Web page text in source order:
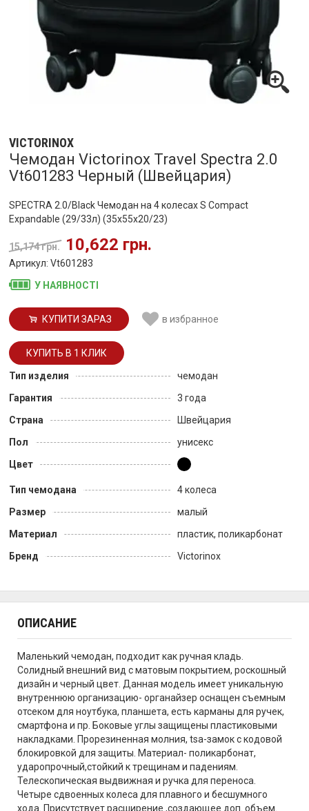
VICTORINOX
Чемодан Victorinox Travel Spectra 2.0
Vt601283 Черный (Швейцария)
SPECTRA 2.0/Black Чемодан на 4 колесах S Compact
Expandable (29/33л) (35x55x20/23)
15,174 грн. 10,622 грн.
Артикул: Vt601283
У НАЯВНОСТІ
КУПИТИ ЗАРАЗ в избранное
Тип изделия
чемодан
Гарантия
3 года
Страна
Швейцария
Пол
унисекс
Цвет
Тип чемодана
4 колеса
Размер
малый
Материал
пластик, поликарбонат
Бренд
Victorinox
ОПИСАНИЕ
Маленький чемодан, подходит как ручная кладь.
Солидный внешний вид с матовым покрытием, роскошный
дизайн и черный цвет. Данная модель имеет уникальную
внутреннюю организацию- органайзер оснащен съемным
отсеком для ноутбука, планшета, есть карманы для ручек,
смартфона и пр. Боковые углы защищены пластиковыми
накладками. Прорезиненная молния, tsa-замок с кодовой
блокировкой для защиты. Материал- поликарбонат,
ударопрочный,стойкий к трещинам и падениям.
Телескопическая выдвижная и ручка для переноса.
Четыре сдвоенных колеса для плавного и бесшумного
хода. Присутствует расширение ,создающее доп. объем.